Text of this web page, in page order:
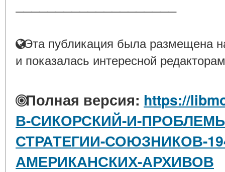
Эта публикация была размещена
и показалась интересной
Полная версия: https://
В-СИКОРСКИЙ-И-
СТРАТЕГИИ-СОЮЗНИКОВ-
АМЕРИКАНСКИХ-АРХИВОВ